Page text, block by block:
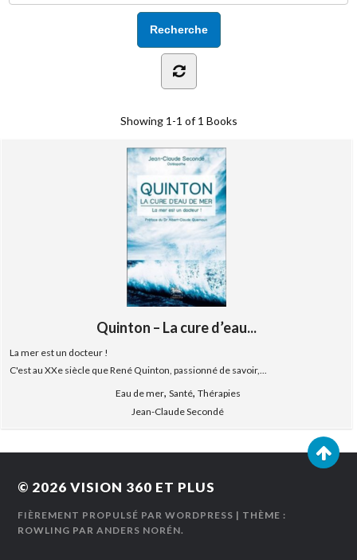
Showing 1-1 of 1 Books
Quinton – La cure d’eau...
La mer est un docteur !
C'est au XXe siècle que René Quinton, passionné de savoir,...
Eau de mer, Santé, Thérapies
Jean-Claude Secondé
© 2026VISION 360 ET PLUS
FIÈREMENT PROPULSÉ PAR WORDPRESS | THÈME :
ROWLING PARANDERS NORÉN.